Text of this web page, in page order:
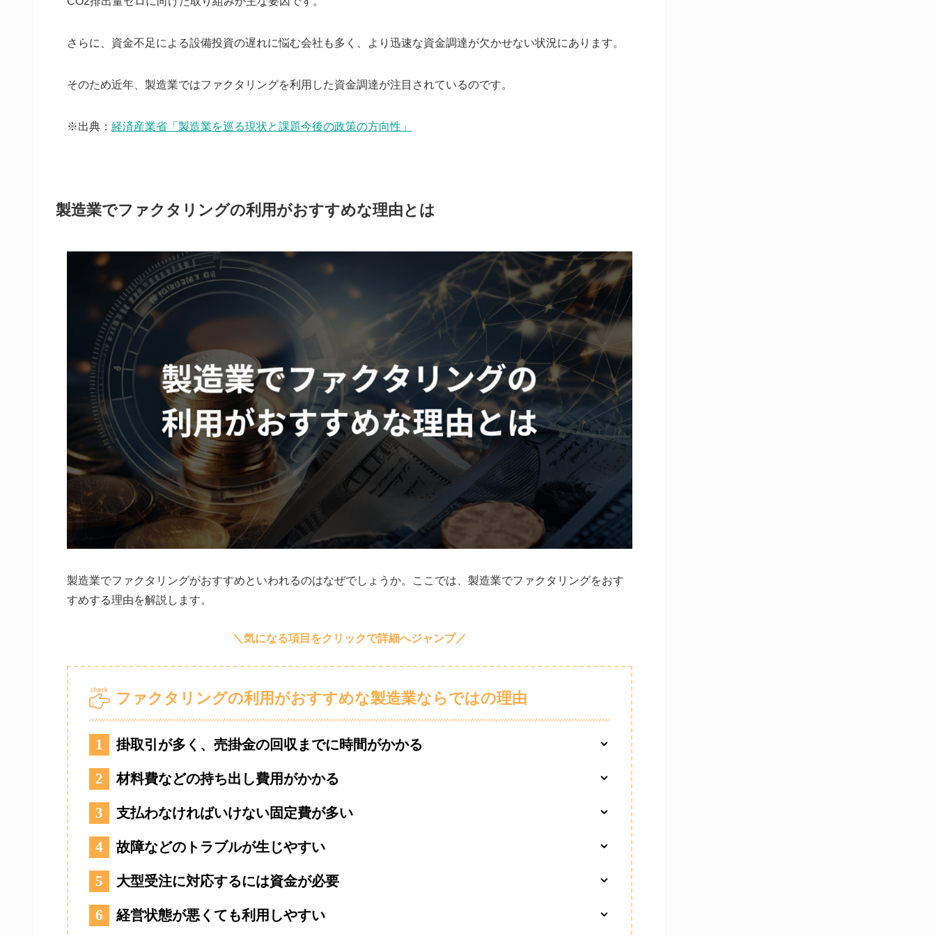
さらに、資金不足による設備投資の遅れに悩む会社も多く、より迅速な資金調達が欠かせない状況にあります。
そのため近年、製造業ではファクタリングを利用した資金調達が注目されているのです。
※出典： 経済産業省「製造業を巡る現状と課題今後の政策の方向性」
製造業でファクタリングの利用がおすすめな理由とは
製造業でファクタリングがおすすめといわれるのはなぜでしょうか。ここでは、製造業でファクタリングをおす
すめする理由を解説します。
ファクタリングの利用がおすすめな製造業ならではの理由
1 掛取引が多く、売掛金の回収までに時間がかかる
2 材料費などの持ち出し費用がかかる
3 支払わなければいけない固定費が多い
4 故障などのトラブルが生じやすい
5 大型受注に対応するには資金が必要
6 経営状態が悪くても利用しやすい